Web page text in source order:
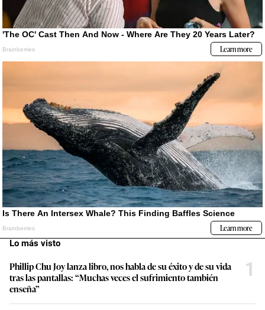
Lo más visto
Phillip Chu Joy lanza libro, nos habla de su éxito y de su vida
tras las pantallas: “Muchas veces el sufrimiento también
enseña”
1